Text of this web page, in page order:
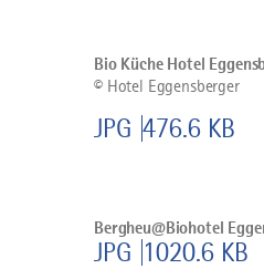
Bio Küche Hotel
©Hotel Eggensberger
JPG 476.6 KB
Küche
Hotel
Eggensberger
Hotel
Eggensberger
Bergheu@Biohotel
JPG 1020.6 KB
Eggensberger
herunterladen